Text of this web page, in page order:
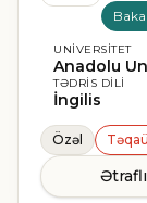
UNIVERSITET
Anadolu
TƏDRIS DILI
İngilis
Özəl